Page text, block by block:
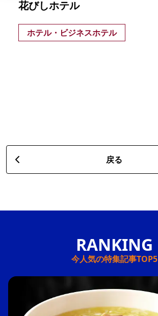
花びしホテル
ホテル・ビジネスホテル
戻る
今人気の特集記事TOP5